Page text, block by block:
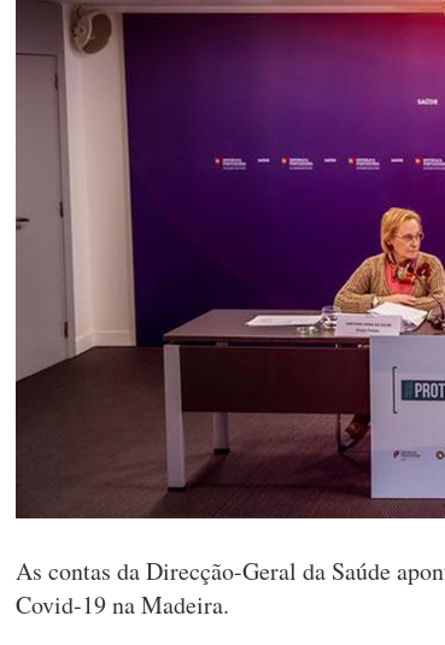
As contas da Direcção-Geral da Saúde
Covid-19 na Madeira.